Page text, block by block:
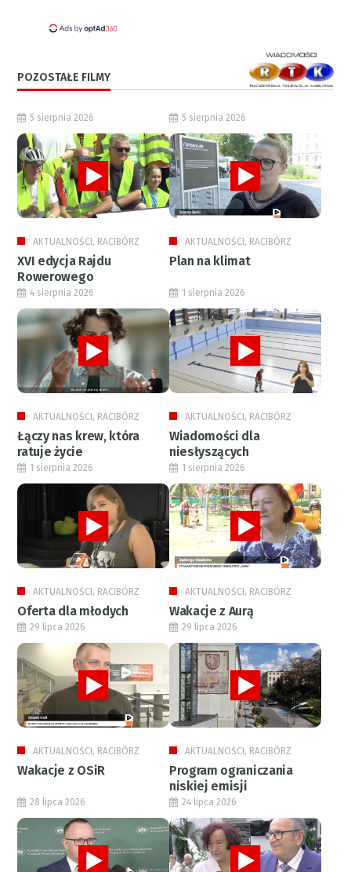
POZOSTAŁE FILMY
5 sierpnia 2026
AKTUALNOŚCI, RACIBÓRZ
XVI edycja Rajdu
Rowerowego
5 sierpnia 2026
AKTUALNOŚCI, RACIBÓRZ
Plan na klimat
4 sierpnia 2026
AKTUALNOŚCI, RACIBÓRZ
Łączy nas krew, która
ratuje życie
1 sierpnia 2026
AKTUALNOŚCI, RACIBÓRZ
Wiadomości dla
niesłyszących
1 sierpnia 2026
AKTUALNOŚCI, RACIBÓRZ
Oferta dla młodych
1 sierpnia 2026
AKTUALNOŚCI, RACIBÓRZ
Wakacje z Aurą
29 lipca 2026
AKTUALNOŚCI, RACIBÓRZ
Wakacje z OSiR
29 lipca 2026
AKTUALNOŚCI, RACIBÓRZ
Program ograniczania
niskiej emisji
28 lipca 2026 24 lipca 2026